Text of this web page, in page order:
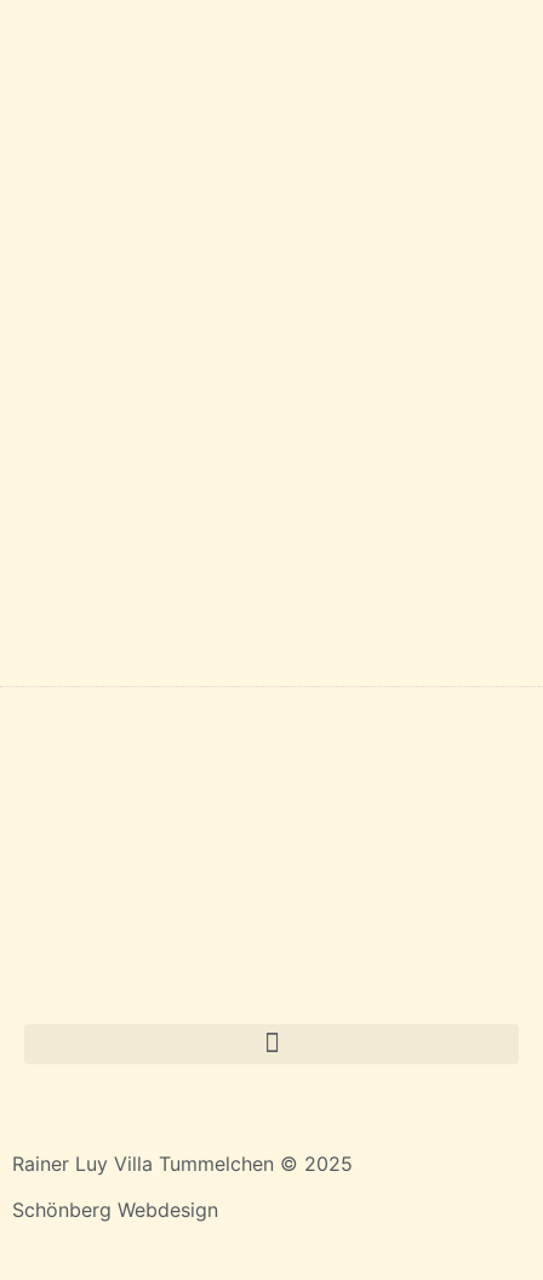
Rainer Luy Villa Tummelchen © 2025
Schönberg Webdesign